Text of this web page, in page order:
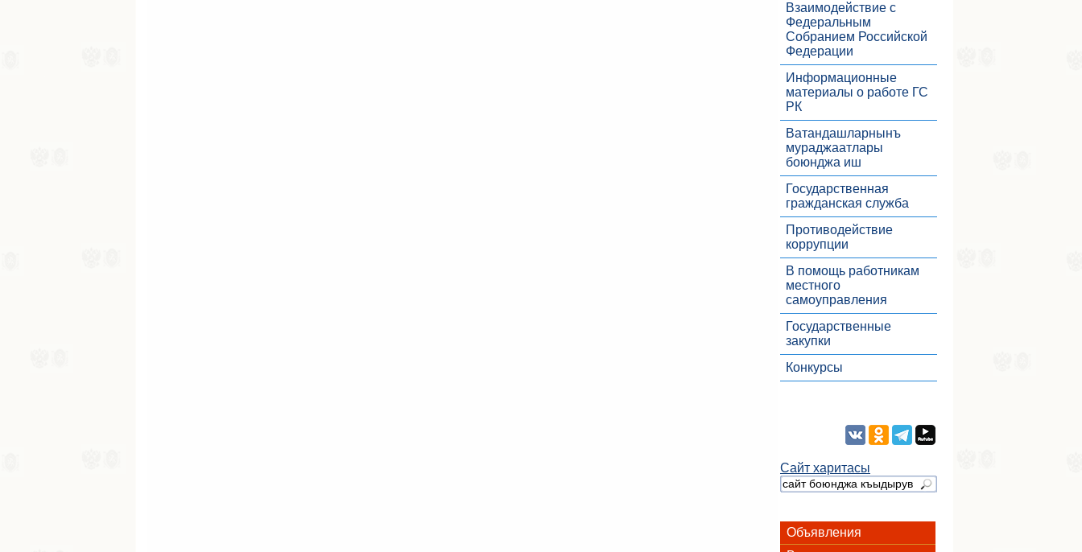
Взаимодействие с
Федеральным
Собранием Российской
Федерации
Информационные
материалы о работе ГС
РК
Ватандашларнынъ
мураджаатлары
боюнджа иш
Государственная
гражданская служба
Противодействие
коррупции
В помощь работникам
местного
самоуправления
Государственные
закупки
Конкурсы
Сайт харитасы
Объявления